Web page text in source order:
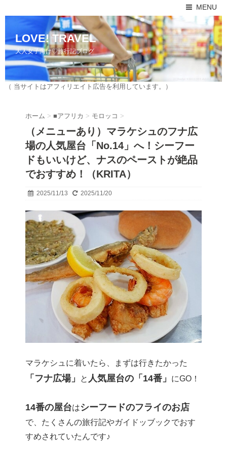
MENU
LOVE! TRAVEL
大人女子向け♡旅行記ブログ
（ 当サイトはアフィリエイト広告を利用しています。）
ホーム > ■アフリカ > モロッコ >
（メニューあり）マラケシュのフナ広
場の人気屋台「No.14」へ！シーフー
ドもいいけど、ナスのペーストが絶品
でおすすめ！（KRITA）
2025/11/13 2025/11/20
マラケシュに着いたら、まずは行きたかった
「フナ広場」 と 人気屋台の「14番」 にGO！
14番の屋台はシーフードのフライのお店
で、たくさんの旅行記やガイドッブックでおす
すめされていたんです♪